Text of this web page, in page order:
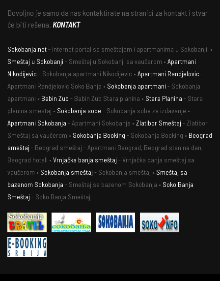
Dovoljno je samo da nas kontaktirate na stranici za kontakt i stvar
će biti rešena. KONTAKT
Sokobanja.net- Internet portal sa smeštajem i apartmanima u Sokobanji. •
Smeštaj u Sokobanji - Smeštaj u Sokobanji sa vaučerom • Apartmani
Nikodijevic - Sokobanja apartmani Nikodijevic • Apartmani Randjelovic -
Apartmani Randjelovic Soko Banja • Sokobanja apartmani - Sokobanja
apartmani • Babin Zub - Babin Zub Stara planina • Stara Planina - Stara
planina smestaj • Sokobanja sobe - Sokobanja sobe za izdavanje •
Apartmani Sokobanja - Apartmani Sokobanja • Zlatibor Smeštaj - Zlatibor
Smeštaj sa vaučerom • Sokobanja Booking - Sokobanja Booking • Beograd
smeštaj - Beograd smeštaj - Apartmani Beograd, Beograd stan na dan,
Beograd hoteli • Vrnjačka banja smeštaj - Vrnjačka banja smeštaj sa
vaučerom • Sokobanja smeštaj - Sokobanja smeštaj • Smeštaj sa
bazenom Sokobanja - Smeštaj sa bazenom Sokobanja • Soko Banja
Smeštaj - Soko Banja Smeštaj